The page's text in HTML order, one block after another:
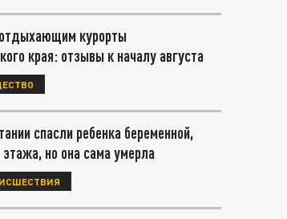
курорты
края: отзывы к началу августа
спасли ребенка беременной,
но она сама умерла